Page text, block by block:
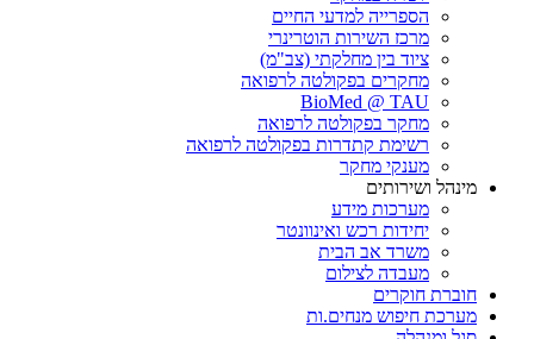
הספרייה למדעי החיים
מרכז השירות הוטרינרי
ציוד בין מחלקתי (צב"מ)
מחקרים בפקולטה לרפואה
BioMed @ TAU
מחקר בפקולטה לרפואה
רשימת קתדרות בפקולטה לרפואה
מענקי מחקר
מינהל ושירותים
מערכות מידע
יחידות רכש ואינוונטר
משרד אב הבית
מעבדה לצילום
חוברת חוקרים
מערכת חיפוש מנחים.ות